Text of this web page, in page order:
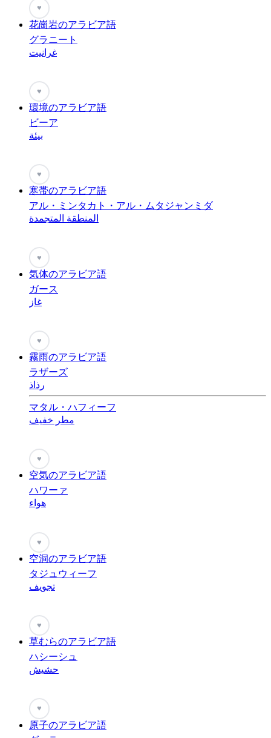
♥
花崗岩のアラビア語
グラニート
غرانيت
♥
環境のアラビア語
ビーア
بيئة
♥
寒帯のアラビア語
アル・ミンタカト・アル・ムタジャンミダ
المنطقة المتجمدة
♥
気体のアラビア語
ガース
غاز
♥
霧雨のアラビア語
ラザーズ
رذاذ
マタル・ハフィーフ
مطر خفيف
♥
空気のアラビア語
ハワーァ
هواء
♥
空洞のアラビア語
タジュウィーフ
تجويف
♥
草むらのアラビア語
ハシーシュ
حشيش
♥
原子のアラビア語